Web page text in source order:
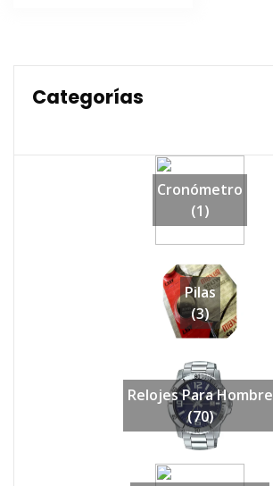
Categorías
Cronómetro
(1)
Pilas
(3)
Relojes Para Hombre
(70)